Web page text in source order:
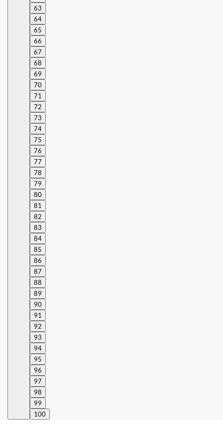
63
64
65
66
67
68
69
70
71
72
73
74
75
76
77
78
79
80
81
82
83
84
85
86
87
88
89
90
91
92
93
94
95
96
97
98
99
100